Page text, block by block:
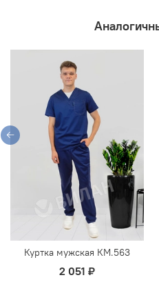
Куртка мужская КМ.563
2 051 ₽